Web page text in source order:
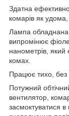
Здатна
комарів як удома,
Лампа обладнана
випромінює
нанометрів,
комах.
Працює тихо,
Потужний
вентилятор,
засмоктуватися в